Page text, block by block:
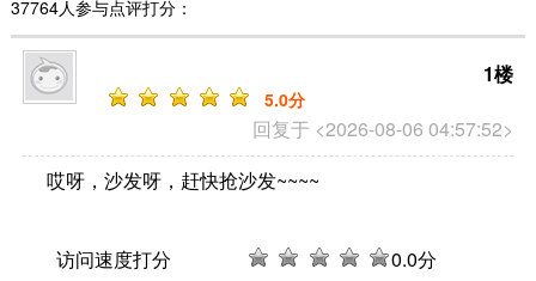
37764人参与点评打分：
回复于 <2026-08-06 04:57:52>
1楼
5.0分
哎呀，沙发呀，赶快抢沙发~~~~
访问速度打分 0.0分